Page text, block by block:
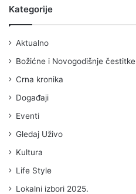
Kategorije
Aktualno
Božićne i Novogodišnje čestitke
Crna kronika
Događaji
Eventi
Gledaj Uživo
Kultura
Life Style
Lokalni izbori 2025.